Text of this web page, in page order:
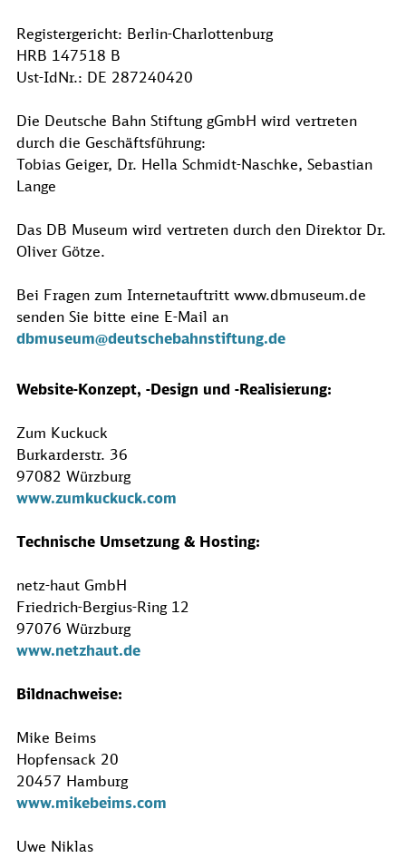
Registergericht: Berlin-Charlottenburg
HRB 147518 B
Ust-IdNr.: DE 287240420
Die Deutsche Bahn Stiftung gGmbH wird vertreten
durch die Geschäftsführung:
Tobias Geiger, Dr. Hella Schmidt-Naschke, Sebastian
Lange
Das DB Museum wird vertreten durch den Direktor Dr.
Oliver Götze.
Bei Fragen zum Internetauftritt www.dbmuseum.de
senden Sie bitte eine E-Mail an
dbmuseum@deutschebahnstiftung.de
Website-Konzept, -Design und -Realisierung:
Zum Kuckuck
Burkarderstr. 36
97082 Würzburg
www.zumkuckuck.com
Technische Umsetzung & Hosting:
netz-haut GmbH
Friedrich-Bergius-Ring 12
97076 Würzburg
www.netzhaut.de
Bildnachweise:
Mike Beims
Hopfensack 20
20457 Hamburg
www.mikebeims.com
Uwe Niklas